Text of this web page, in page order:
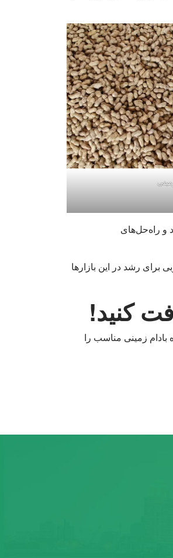
و راه‌حل‌های
برای رشد در این بازارها
زمینی مناسب را